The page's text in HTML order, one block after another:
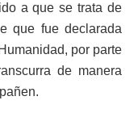
a que se trata de
que fue declarada
por parte
de manera